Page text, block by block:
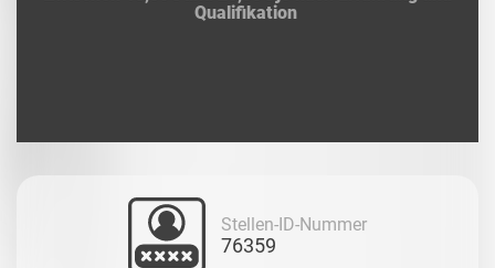
Qualifikation
Stellen-ID-Nummer
76359